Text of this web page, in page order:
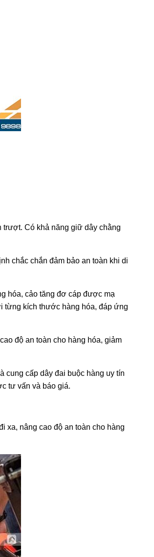
Có khả năng giữ dây chằng
chắc chắn đảm bảo an toàn khi di
hóa, cảo tăng đơ cáp được mạ
từng kích thước hàng hóa, đáp ứng
độ an toàn cho hàng hóa, giảm
cung cấp dây đai buộc hàng uy tín
tư vấn và báo giá.
xa, nâng cao độ an toàn cho hàng